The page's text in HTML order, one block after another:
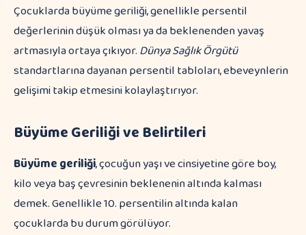
Çocuklarda büyüme geriliği, genellikle persentil
değerlerinin düşük olması ya da beklenenden yavaş
artmasıyla ortaya çıkıyor.Dünya Sağlık Örgütü
standartlarına dayanan persentil tabloları, ebeveynlerin
gelişimi takip etmesini kolaylaştırıyor.
Büyüme Geriliği ve Belirtileri
Büyüme geriliği, çocuğun yaşı ve cinsiyetine göre boy,
kilo veya baş çevresinin beklenenin altında kalması
demek. Genellikle 10. persentilin altında kalan
çocuklarda bu durum görülüyor.